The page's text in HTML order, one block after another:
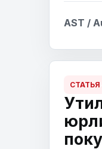
AST /
СТАТЬЯ